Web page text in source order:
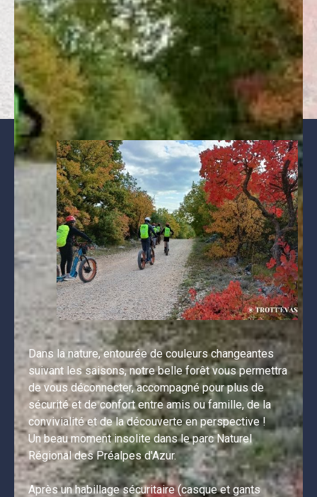
Dans la nature, entourée de couleurs changeantes
suivant les saisons, notre belle forêt vous permettra
de vous déconnecter, accompagné pour plus de
sécurité et de confort entre amis ou famille, de la
convivialité et de la découverte en perspective !
Un beau moment insolite dans le parc Naturel
Régional des Préalpes d'Azur.
Après un habillage sécuritaire (casque et gants